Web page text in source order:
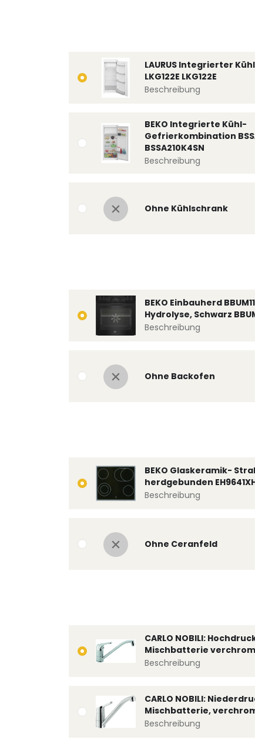
LAURUS Integrierter
LKG122E LKG122E
Beschreibung
BEKO Integrierte Kühl-
Gefrierkombination
BSSA210K4SN
Beschreibung
Ohne Kühlschrank
BEKO Einbauherd
Hydrolyse, Schwarz
Beschreibung
Ohne Backofen
BEKO Glaskeramik-
herdgebunden
Beschreibung
Ohne Ceranfeld
CARLO NOBILI:
Mischbatterie
Beschreibung
CARLO NOBILI:
Mischbatterie,
Beschreibung